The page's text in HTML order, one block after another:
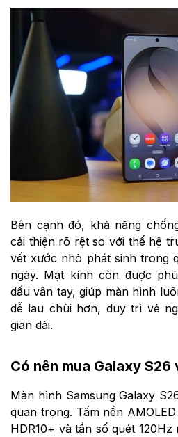
Bên cạnh đó, khả năng
cải thiện rõ rệt so với thế hệ
vết xước nhỏ phát sinh trong
ngày. Mặt kính còn được
dấu vân tay, giúp màn hình
dễ lau chùi hơn, duy trì vẻ
gian dài.
Có nên mua Galaxy S26
Màn hình Samsung Galaxy
quan trọng. Tấm nền
HDR10+ và tần số quét